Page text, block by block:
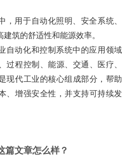
，用于自动化照明、安全系统、
筑的舒适性和能源效率。
自动化和控制系统中的应用领域
过程控制、能源、交通、医疗、
现代工业的核心组成部分，帮助
、增强安全性，并支持可持续发
篇文章怎么样？